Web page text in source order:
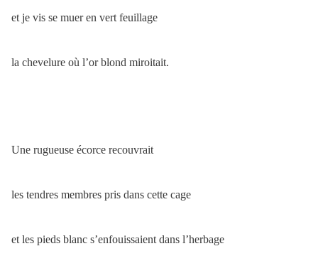
et je vis se muer en vert feuillage
la chevelure où l’or blond miroitait.
Une rugueuse écorce recouvrait
les tendres membres pris dans cette cage
et les pieds blanc s’enfouissaient dans l’herbage